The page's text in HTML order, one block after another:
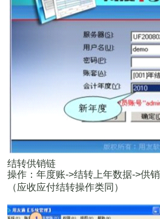
结转供销链
操作：年度账->结转上年数据->供
（应收应付结转操作类同）